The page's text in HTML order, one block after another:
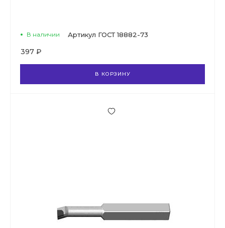
В наличии Артикул ГОСТ 18882-73
397 ₽
В КОРЗИНУ